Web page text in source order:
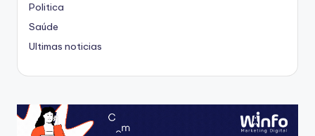
Politica
Saúde
Ultimas noticias